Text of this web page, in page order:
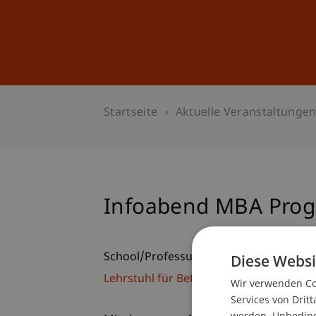
Startseite Aktuelle Veranstaltungen
Infoabend MBA
School/Professur:
Lehrstuhl für Betriebswirtschaftslehre,
Diese
Wir verwenden
Services von